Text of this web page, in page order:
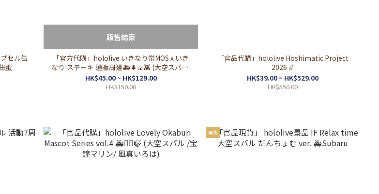
セル缶
蛋
販售結束
「官方代購」hololive いきなり常MOS x いき
なり!ステーキ 通販周邊🚑🌲🍙👾 (大空スバル/
大神ミオ/猫又おかゆ/常闇トワ)
HK$45.00 ~ HK$129.00
HK$150.00
「官品代購」hololive Hoshimatic Project
2026 ☄️
HK$39.00 ~ HK$529.00
HK$550.00
現貨